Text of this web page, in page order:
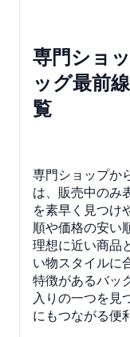
専門ショ
ッグ最前
覧
専門ショップか
は、販売中のみ
を素早く見つけ
順や価格の安い
理想に近い商品
い物スタイルに
特徴があるバッ
入りの一つを見
にもつながる便